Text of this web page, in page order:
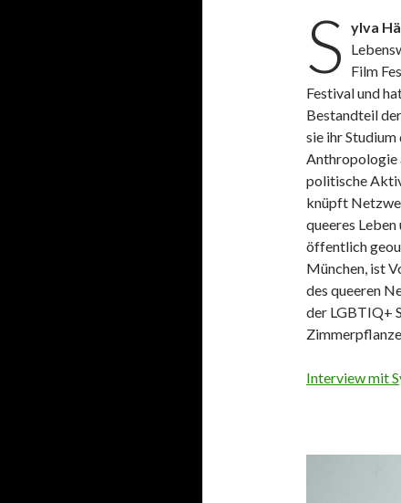
S ylva
Film
Festival und
Bestandteil
sie ihr
Anthropologie
politische
knüpft
queeres
öffentlich
München, ist
des queeren
der LGBTIQ+
Interview mit